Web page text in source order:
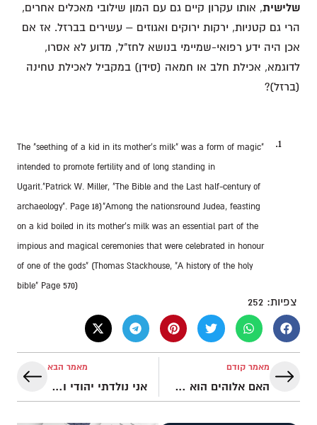
שלישית, אותו עקרון קיים גם עם המון שילובי מאכלים אחרים,
הרי גם קטניות, ירקות ירוקים ואגוזים – עשירים בברזל. אז אם
אכן היה ידע רפואי-שמיימי בנושא לחז"ל, מדוע לא אסרו,
לדוגמא, אכילת חלב או חמאה (סידן) במקביל לאכילת טחינה
(ברזל)?
"The "seething of a kid in its mother's milk" was a form of magic
intended to promote fertility and of long standing in
Ugarit."Patrick W. Miller, "The Bible and the Last half-century of
archaeology". Page 18)"Among the nationsround Judea, feasting
on a kid boiled in its mother's milk was an essential part of the
impious and magical ceremonies that were celebrated in honour
of one of the gods" (Thomas Stackhouse, "A history of the holy
bible" Page 570)
צפיות: 252
מאמר קודם
האם אלוהים הוא המשיח על פי תהילים מ"ה
מאמר הבא
אני נולדתי יהודי ואמות יהודי!